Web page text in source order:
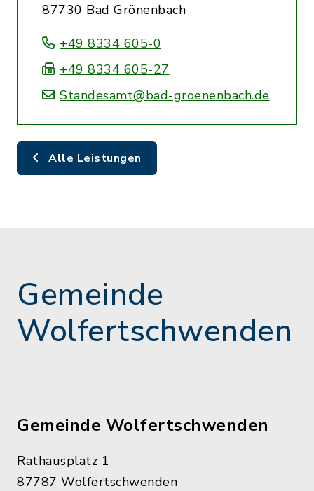
87730 Bad Grönenbach
+49 8334 605-0
+49 8334 605-27
Standesamt@bad-groenenbach.de
Alle Leistungen
Gemeinde
Wolfertschwenden
Gemeinde Wolfertschwenden
Rathausplatz 1
87787 Wolfertschwenden